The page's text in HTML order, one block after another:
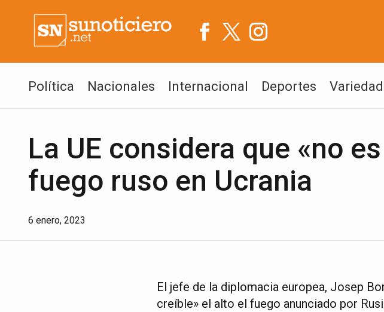
Política Nacionales Internacional Deportes
La UE considera que «no
fuego ruso en Ucrania
6 enero, 2023
El jefe de la diplomacia europea, Josep
creíble» el alto el fuego anunciado por